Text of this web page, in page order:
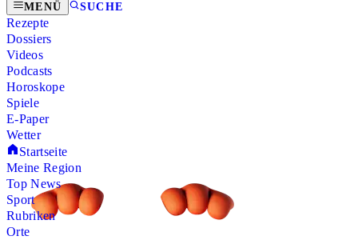
MENÜ SUCHE
Rezepte
Dossiers
Videos
Podcasts
Horoskope
Spiele
E-Paper
Wetter
Startseite
Meine Region
Top News
Sport
Rubriken
Orte